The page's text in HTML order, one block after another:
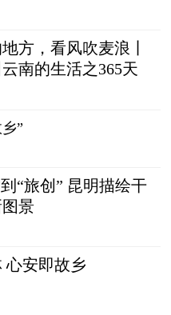
方，看风吹麦浪丨
南的生活之365天
”
“旅创” 昆明描绘干
景
心安即故乡